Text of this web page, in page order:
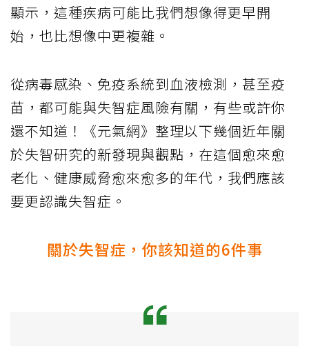
顯示，這種疾病可能比我們想像得更早開
始，也比想像中更複雜。
從病毒感染、免疫系統到血液檢測，甚至疫
苗，都可能與失智症風險有關，有些或許你
還不知道！《元氣網》整理以下幾個近年關
於失智研究的新發現與觀點，在這個愈來愈
老化、健康威脅愈來愈多的年代，我們應該
要更認識失智症。
關於失智症，你該知道的6件事